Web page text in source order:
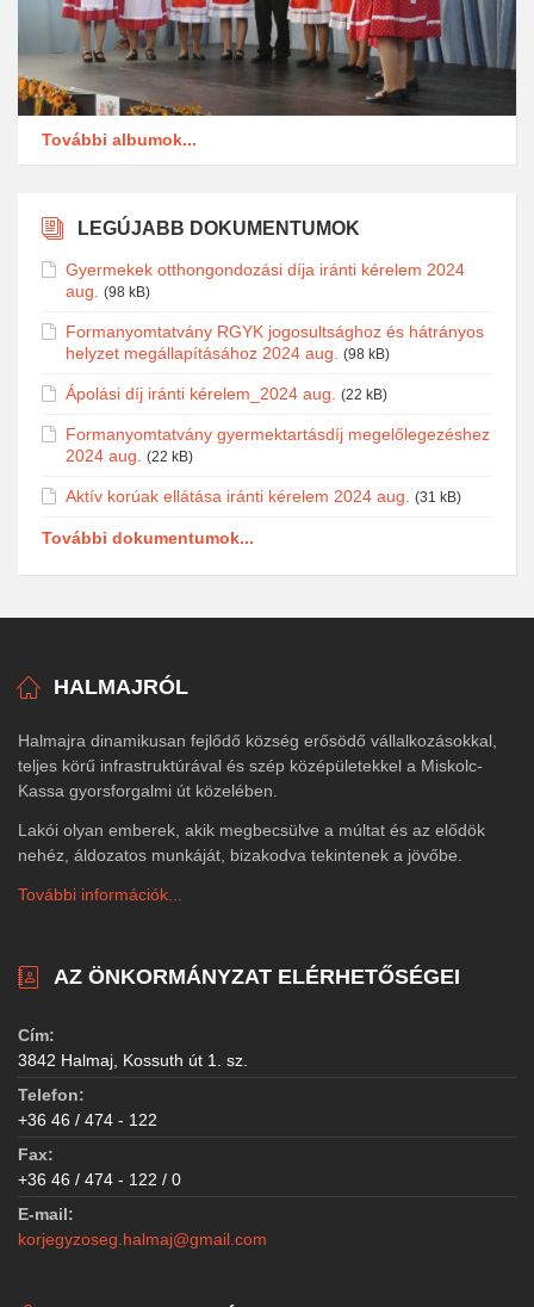
További albumok...
LEGÚJABB DOKUMENTUMOK
Gyermekek otthongondozási díja iránti kérelem 2024
aug.
(98 kB)
Formanyomtatvány RGYK jogosultsághoz és hátrányos
helyzet megállapításához 2024 aug.
(98 kB)
Ápolási díj iránti kérelem_2024 aug. (22 kB)
Formanyomtatvány gyermektartásdíj megelőlegezéshez
2024 aug.
(22 kB)
Aktív korúak ellátása iránti kérelem 2024 aug. (31 kB)
További dokumentumok...
HALMAJRÓL
Halmajra dinamikusan fejlődő község erősödő vállalkozásokkal,
teljes körű infrastruktúrával és szép középületekkel a Miskolc-
Kassa gyorsforgalmi út közelében.
Lakói olyan emberek, akik megbecsülve a múltat és az elődök
nehéz, áldozatos munkáját, bizakodva tekintenek a jövőbe.
További információk...
AZ ÖNKORMÁNYZAT ELÉRHETŐSÉGEI
Cím:
3842 Halmaj, Kossuth út 1. sz.
Telefon:
+36 46 / 474 - 122
Fax:
+36 46 / 474 - 122 / 0
E-mail:
korjegyzoseg.halmaj@gmail.com